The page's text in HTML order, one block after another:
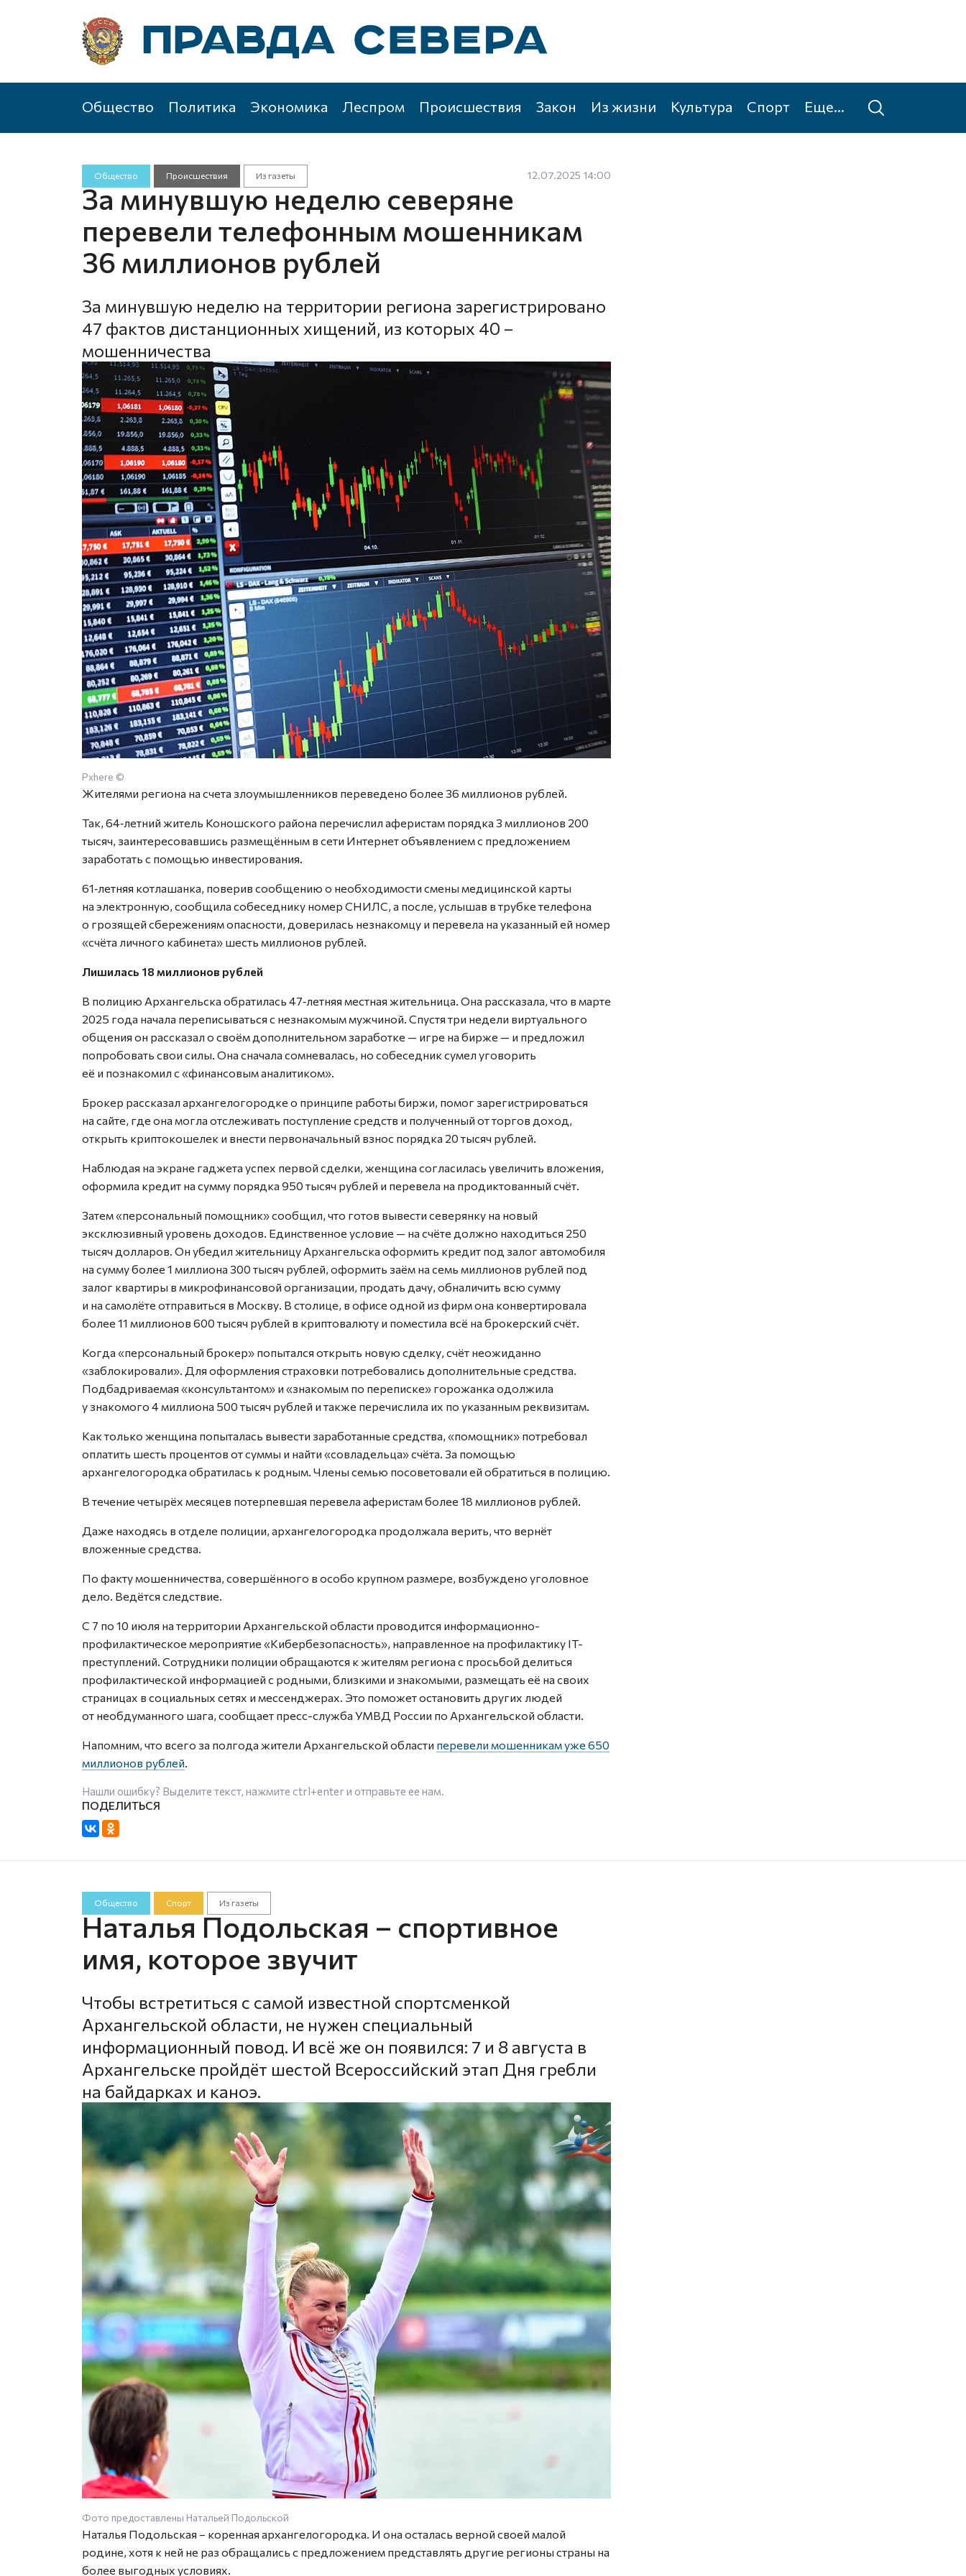
Общество Политика Экономика Леспром Происшествия Закон Из жизни Культура Спорт Еще...
Общество Происшествия Из газеты 12.07.2025 14:00
За минувшую неделю северяне
перевели телефонным мошенникам
36 миллионов рублей
За минувшую неделю на территории региона зарегистрировано
47 фактов дистанционных хищений, из которых 40 –
мошенничества
Pxhere ©
Жителями региона на счета злоумышленников переведено более 36 миллионов рублей.
Так, 64‑летний житель Коношского района перечислил аферистам порядка 3 миллионов 200
тысяч, заинтересовавшись размещённым в сети Интернет объявлением с предложением
заработать с помощью инвестирования.
61‑летняя котлашанка, поверив сообщению о необходимости смены медицинской карты
на электронную, сообщила собеседнику номер СНИЛС, а после, услышав в трубке телефона
о грозящей сбережениям опасности, доверилась незнакомцу и перевела на указанный ей номер
«счёта личного кабинета» шесть миллионов рублей.
Лишилась 18 миллионов рублей
В полицию Архангельска обратилась 47‑летняя местная жительница. Она рассказала, что в марте
2025 года начала переписываться с незнакомым мужчиной. Спустя три недели виртуального
общения он рассказал о своём дополнительном заработке — игре на бирже — и предложил
попробовать свои силы. Она сначала сомневалась, но собеседник сумел уговорить
её и познакомил с «финансовым аналитиком».
Брокер рассказал архангелогородке о принципе работы биржи, помог зарегистрироваться
на сайте, где она могла отслеживать поступление средств и полученный от торгов доход,
открыть криптокошелек и внести первоначальный взнос порядка 20 тысяч рублей.
Наблюдая на экране гаджета успех первой сделки, женщина согласилась увеличить вложения,
оформила кредит на сумму порядка 950 тысяч рублей и перевела на продиктованный счёт.
Затем «персональный помощник» сообщил, что готов вывести северянку на новый
эксклюзивный уровень доходов. Единственное условие — на счёте должно находиться 250
тысяч долларов. Он убедил жительницу Архангельска оформить кредит под залог автомобиля
на сумму более 1 миллиона 300 тысяч рублей, оформить заём на семь миллионов рублей под
залог квартиры в микрофинансовой организации, продать дачу, обналичить всю сумму
и на самолёте отправиться в Москву. В столице, в офисе одной из фирм она конвертировала
более 11 миллионов 600 тысяч рублей в криптовалюту и поместила всё на брокерский счёт.
Когда «персональный брокер» попытался открыть новую сделку, счёт неожиданно
«заблокировали». Для оформления страховки потребовались дополнительные средства.
Подбадриваемая «консультантом» и «знакомым по переписке» горожанка одолжила
у знакомого 4 миллиона 500 тысяч рублей и также перечислила их по указанным реквизитам.
Как только женщина попыталась вывести заработанные средства, «помощник» потребовал
оплатить шесть процентов от суммы и найти «совладельца» счёта. За помощью
архангелогородка обратилась к родным. Члены семью посоветовали ей обратиться в полицию.
В течение четырёх месяцев потерпевшая перевела аферистам более 18 миллионов рублей.
Даже находясь в отделе полиции, архангелогородка продолжала верить, что вернёт
вложенные средства.
По факту мошенничества, совершённого в особо крупном размере, возбуждено уголовное
дело. Ведётся следствие.
С 7 по 10 июля на территории Архангельской области проводится информационно-
профилактическое мероприятие «Кибербезопасность», направленное на профилактику IT-
преступлений. Сотрудники полиции обращаются к жителям региона с просьбой делиться
профилактической информацией с родными, близкими и знакомыми, размещать её на своих
страницах в социальных сетях и мессенджерах. Это поможет остановить других людей
от необдуманного шага, сообщает пресс-служба УМВД России по Архангельской области.
Напомним, что всего за полгода жители Архангельской области перевели мошенникам уже 650
миллионов рублей.
Нашли ошибку? Выделите текст, нажмите ctrl+enterи отправьте ее нам.
Общество Спорт Из газеты
Наталья Подольская – спортивное
имя, которое звучит
Чтобы встретиться с самой известной спортсменкой
Архангельской области, не нужен специальный
информационный повод. И всё же он появился: 7 и 8 августа в
Архангельске пройдёт шестой Всероссийский этап Дня гребли
на байдарках и каноэ.
Фото предоставлены Натальей Подольской
Наталья Подольская – коренная архангелогородка. И она осталась верной своей малой
родине, хотя к ней не раз обращались с предложением представлять другие регионы страны на
более выгодных условиях.